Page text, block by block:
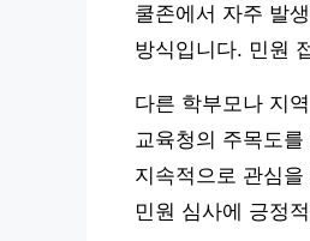
쿨존에서 자주 발
방식입니다. 민원
다른 학부모나 지
교육청의 주목도
지속적으로 관심
민원 심사에 긍정